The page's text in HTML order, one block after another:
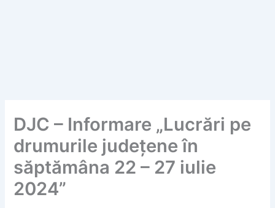
DJC – Informare „Lucrări pe
drumurile județene în
săptămâna 22 – 27 iulie
2024”